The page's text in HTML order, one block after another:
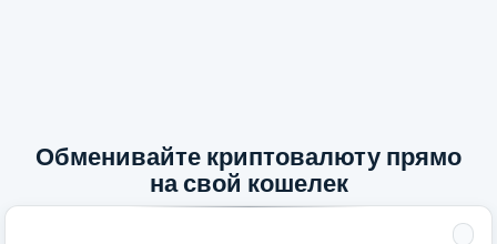
Обменивайте криптовалюту прямо
на свой кошелек